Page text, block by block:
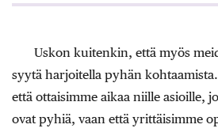
Uskon kuitenkin, että myös
syytä harjoitella pyhän
että ottaisimme aikaa niille asioille,
ovat pyhiä, vaan että yrittäisimme